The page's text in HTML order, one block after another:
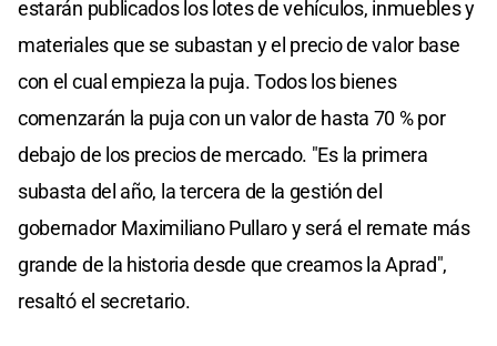
estarán publicados los lotes de vehículos, inmuebles y
materiales que se subastan y el precio de valor base
con el cual empieza la puja. Todos los bienes
comenzarán la puja con un valor de hasta 70 % por
debajo de los precios de mercado. "Es la primera
subasta del año, la tercera de la gestión del
gobernador Maximiliano Pullaro y será el remate más
grande de la historia desde que creamos la Aprad",
resaltó el secretario.